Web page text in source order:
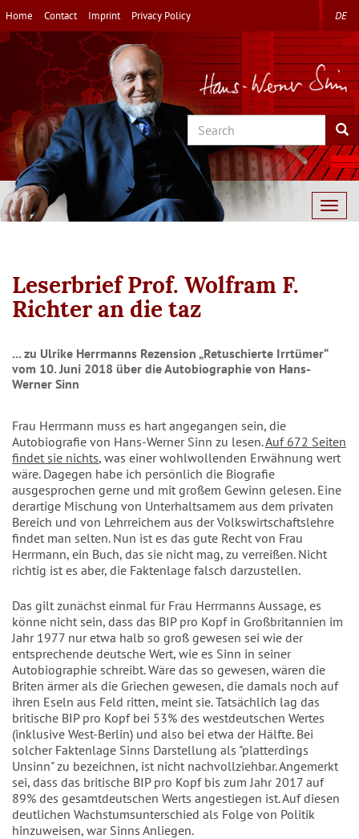
Skip
to
main
Home Contact Imprint Privacy Policy DE
Search
Leserbrief Prof. Wolfram F.
Richter an die taz
... zu Ulrike Herrmanns Rezension „Retuschierte Irrtümer“
vom 10. Juni 2018 über die Autobiographie von Hans-
Werner Sinn
Frau Herrmann muss es hart angegangen sein, die
Autobiografie von Hans-Werner Sinn zu lesen.Auf 672 Seiten
findet sie nichts, was einer wohlwollenden Erwähnung wert
wäre. Dagegen habe ich persönlich die Biografie
ausgesprochen gerne und mit großem Gewinn gelesen. Eine
derartige Mischung von Unterhaltsamem aus dem privaten
Bereich und von Lehrreichem aus der Volkswirtschaftslehre
findet man selten. Nun ist es das gute Recht von Frau
Herrmann, ein Buch, das sie nicht mag, zu verreißen. Nicht
richtig ist es aber, die Faktenlage falsch darzustellen.
Das gilt zunächst einmal für Frau Herrmanns Aussage, es
könne nicht sein, dass das BIP pro Kopf in Großbritannien im
Jahr 1977 nur etwa halb so groß gewesen sei wie der
entsprechende deutsche Wert, wie es Sinn in seiner
Autobiographie schreibt. Wäre das so gewesen, wären die
Briten ärmer als die Griechen gewesen, die damals noch auf
ihren Eseln aus Feld ritten, meint sie. Tatsächlich lag das
britische BIP pro Kopf bei 53% des westdeutschen Wertes
(inklusive West-Berlin) und also bei etwa der Hälfte. Bei
solcher Faktenlage Sinns Darstellung als "platterdings
Unsinn" zu bezeichnen, ist nicht nachvollziehbar. Angemerkt
sei, dass das britische BIP pro Kopf bis zum Jahr 2017 auf
89% des gesamtdeutschen Werts angestiegen ist. Auf diesen
deutlichen Wachstumsunterschied als Folge von Politik
hinzuweisen, war Sinns Anliegen.